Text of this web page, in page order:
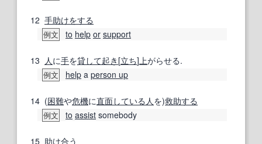
12 手助けをする
例文 to help or support
13 人 に手を貸して起き[立ち] 上がらせる.
例文 help a person up
14 (困難や危機に直面している 人 を)救助する
例文 to assist somebody
15 助け合う